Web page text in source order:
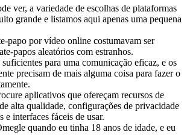
ver, a variedade de escolhas de plataformas
grande e listamos aqui apenas uma pequena
papo por vídeo online costumavam ser
papos aleatórios com estranhos.
suficientes para uma comunicação eficaz, e os
precisam de mais alguma coisa para fazer o
aplicativos que ofereçam recursos de
alta qualidade, configurações de privacidade
​​e interfaces fáceis de usar.
quando eu tinha 18 anos de idade, e eu